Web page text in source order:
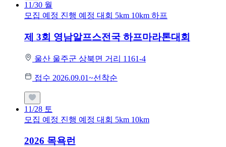
11/30 월
모집 예정 진행 예정 대회 5km 10km 하프
제 3회 영남알프스전국 하프마라톤대회
울산 울주군 상북면 거리 1161-4
접수 2026.09.01~선착순
11/28 토
모집 예정 진행 예정 대회 5km 10km
2026 목욕런